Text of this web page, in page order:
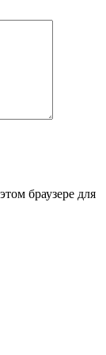
браузере для